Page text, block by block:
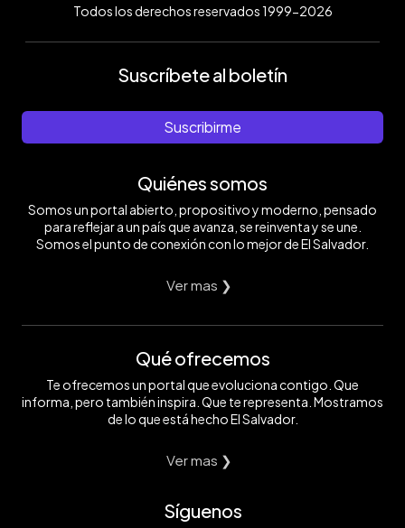
Todos los derechos reservados 1999-2026
Suscríbete al boletín
Suscribirme
Quiénes somos
Somos un portal abierto, propositivo y moderno, pensado
para reflejar a un país que avanza, se reinventa y se une.
Somos el punto de conexión con lo mejor de El Salvador.
Ver mas ❯
Qué ofrecemos
Te ofrecemos un portal que evoluciona contigo. Que
informa, pero también inspira. Que te representa. Mostramos
de lo que está hecho El Salvador.
Ver mas ❯
Síguenos